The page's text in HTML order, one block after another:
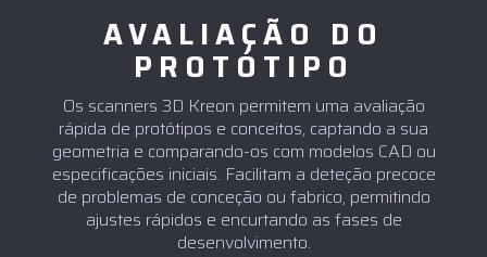
AVALIAÇÃO DO
PROTÓTIPO
Os scanners 3D Kreon permitem uma avaliação
rápida de protótipos e conceitos, captando a sua
geometria e comparando-os com modelos CAD ou
especificações iniciais. Facilitam a deteção precoce
de problemas de conceção ou fabrico, permitindo
ajustes rápidos e encurtando as fases de
desenvolvimento.